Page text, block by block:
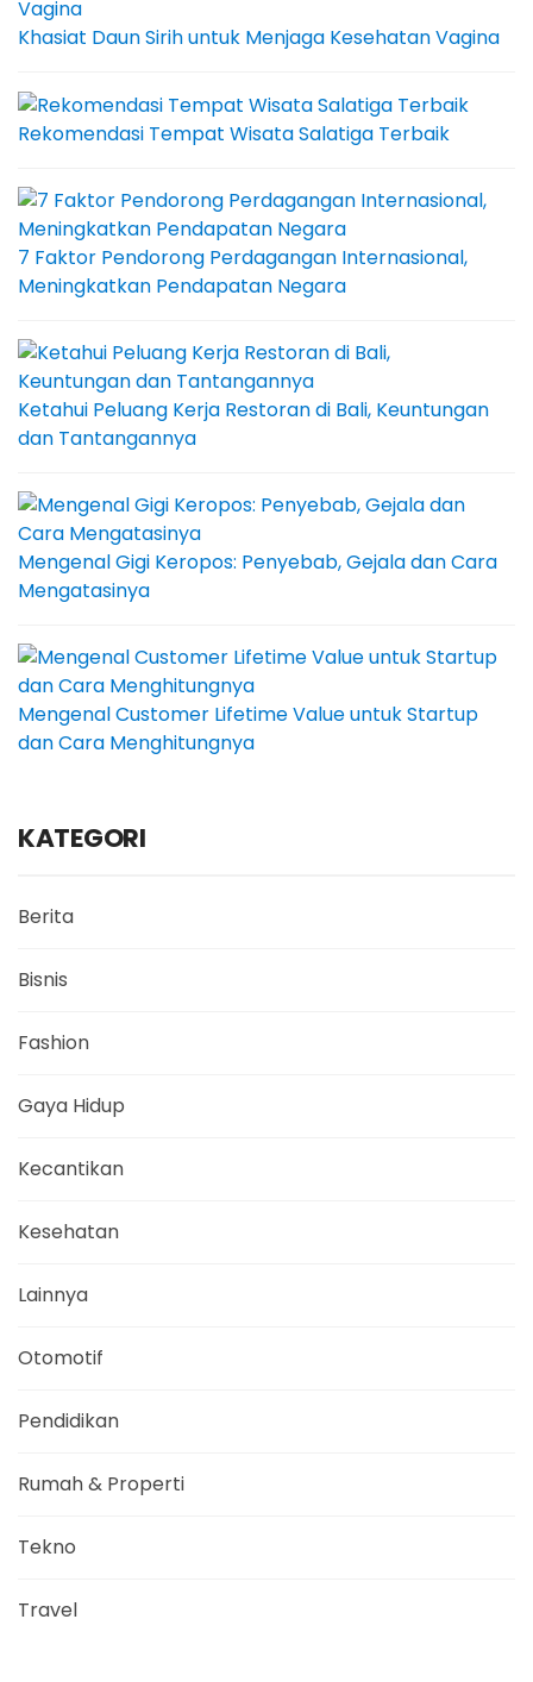
Khasiat Daun Sirih untuk Menjaga Kesehatan Vagina
Rekomendasi Tempat Wisata Salatiga Terbaik
7 Faktor Pendorong Perdagangan Internasional,
Meningkatkan Pendapatan Negara
Ketahui Peluang Kerja Restoran di Bali, Keuntungan
dan Tantangannya
Mengenal Gigi Keropos: Penyebab, Gejala dan Cara
Mengatasinya
Mengenal Customer Lifetime Value untuk Startup
dan Cara Menghitungnya
KATEGORI
Berita
Bisnis
Fashion
Gaya Hidup
Kecantikan
Kesehatan
Lainnya
Otomotif
Pendidikan
Rumah & Properti
Tekno
Travel